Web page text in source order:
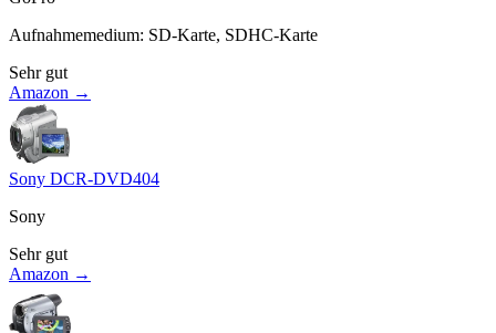
Aufnahmemedium: SD-Karte, SDHC-Karte
Sehr gut
Amazon →
Sony DCR-DVD404
Sony
Sehr gut
Amazon →